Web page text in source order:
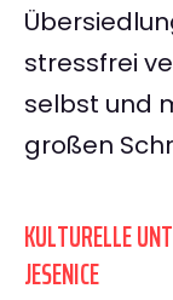
stressfrei
selbst und
großen
KULTURELLE
JESENICE